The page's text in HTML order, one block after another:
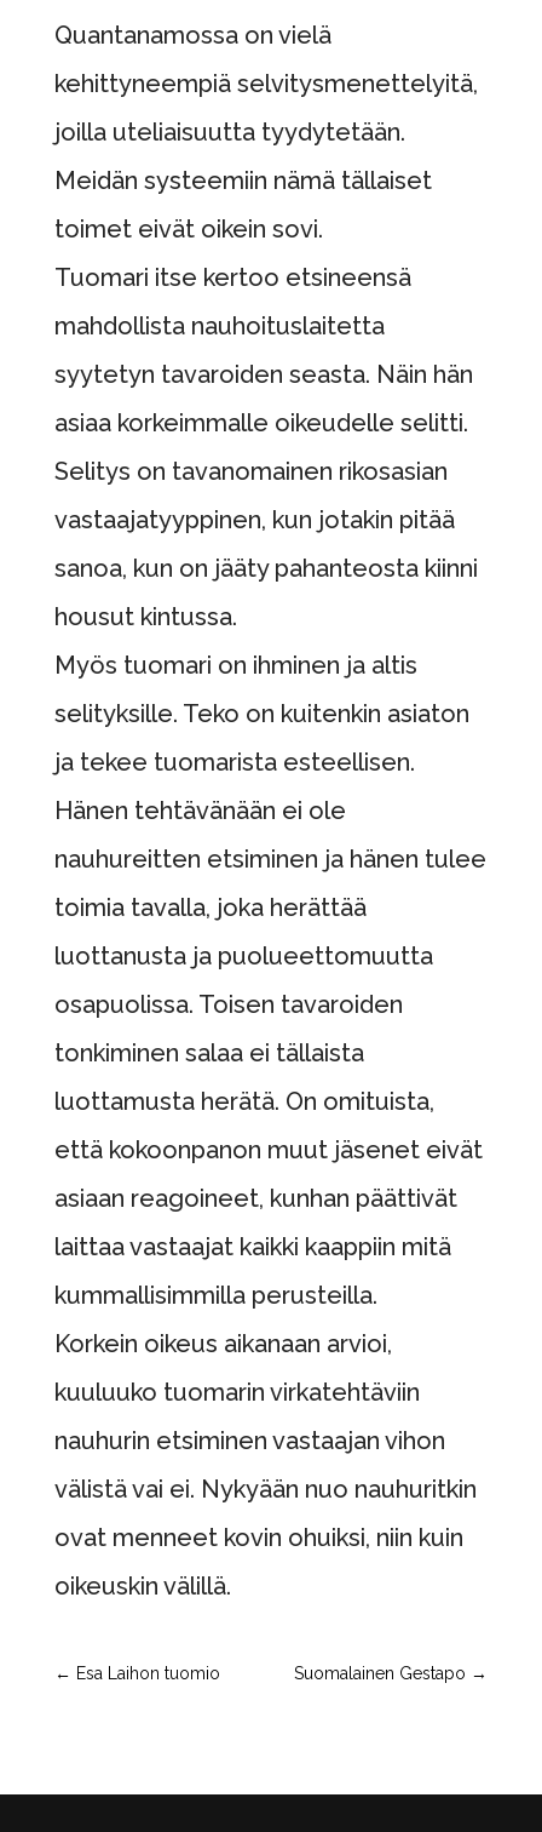
Quantanamossa on vielä
kehittyneempiä selvitysmenettelyitä,
joilla uteliaisuutta tyydytetään.
Meidän systeemiin nämä tällaiset
toimet eivät oikein sovi.
Tuomari itse kertoo etsineensä
mahdollista nauhoituslaitetta
syytetyn tavaroiden seasta. Näin hän
asiaa korkeimmalle oikeudelle selitti.
Selitys on tavanomainen rikosasian
vastaajatyyppinen, kun jotakin pitää
sanoa, kun on jääty pahanteosta kiinni
housut kintussa.
Myös tuomari on ihminen ja altis
selityksille. Teko on kuitenkin asiaton
ja tekee tuomarista esteellisen.
Hänen tehtävänään ei ole
nauhureitten etsiminen ja hänen tulee
toimia tavalla, joka herättää
luottanusta ja puolueettomuutta
osapuolissa. Toisen tavaroiden
tonkiminen salaa ei tällaista
luottamusta herätä. On omituista,
että kokoonpanon muut jäsenet eivät
asiaan reagoineet, kunhan päättivät
laittaa vastaajat kaikki kaappiin mitä
kummallisimmilla perusteilla.
Korkein oikeus aikanaan arvioi,
kuuluuko tuomarin virkatehtäviin
nauhurin etsiminen vastaajan vihon
välistä vai ei. Nykyään nuo nauhuritkin
ovat menneet kovin ohuiksi, niin kuin
oikeuskin välillä.
← Esa Laihon tuomio Suomalainen Gestapo →